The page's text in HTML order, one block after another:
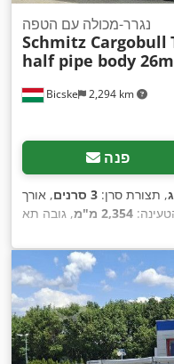
Bicske 2,294 km
נגרר-מכולה עם הטפה
Schmitz Cargobull
half pipe body
פנה
, תצורת סרן: 3 סרנים
, אורך
2,354 מ"מ
, גובה תא
צמיג:385/65 R22,5
למניעת נעילה (ABS),